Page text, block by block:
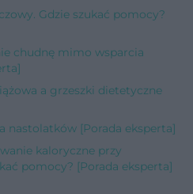
Gdzie szukać pomocy?
chudnę mimo wsparcia
a grzeszki dietetyczne
nastolatków [Porada eksperta]
kaloryczne przy
pomocy? [Porada eksperta]